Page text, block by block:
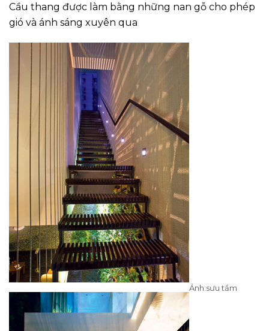
Cầu thang được làm bằng những nan gỗ cho phép
gió và ánh sáng xuyên qua
Ảnh:sưu tầm